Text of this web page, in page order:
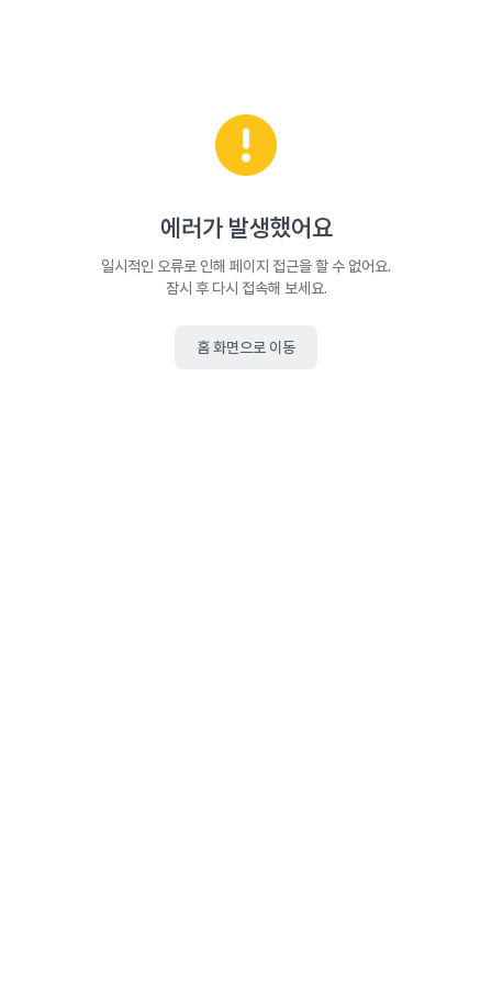
에러가 발생했어요
일시적인 오류로 인해 페이지 접근을 할 수 없어요.
잠시 후 다시 접속해 보세요.
홈 화면으로 이동